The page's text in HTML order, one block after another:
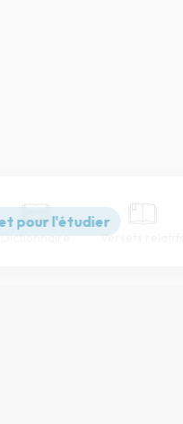
Dictionnaire Versets relatifs